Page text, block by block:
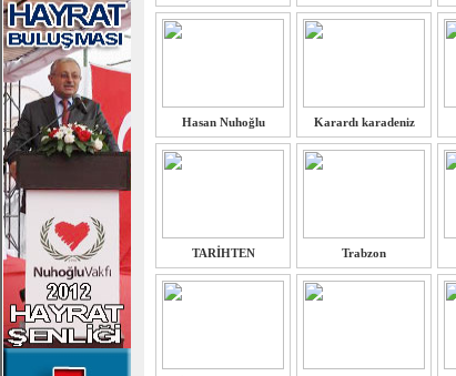
Hasan Nuhoğlu Karardı karadeniz
TARİHTEN Trabzon